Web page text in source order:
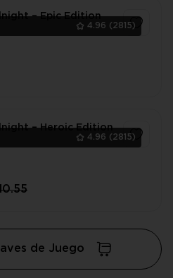
4.96 (2815)
– Epic Edition
4.96 (2815)
Edition
de Juego